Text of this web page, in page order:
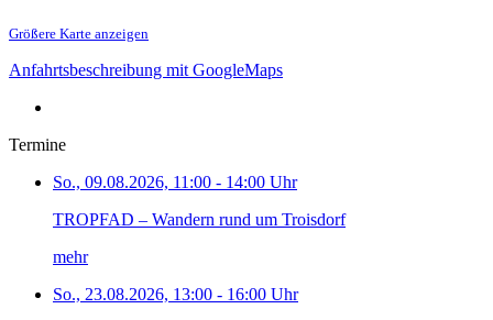
Größere Karte anzeigen
Anfahrtsbeschreibung mit GoogleMaps
Termine
So., 09.08.2026, 11:00 - 14:00 Uhr
TROPFAD – Wandern rund um Troisdorf
mehr
So., 23.08.2026, 13:00 - 16:00 Uhr